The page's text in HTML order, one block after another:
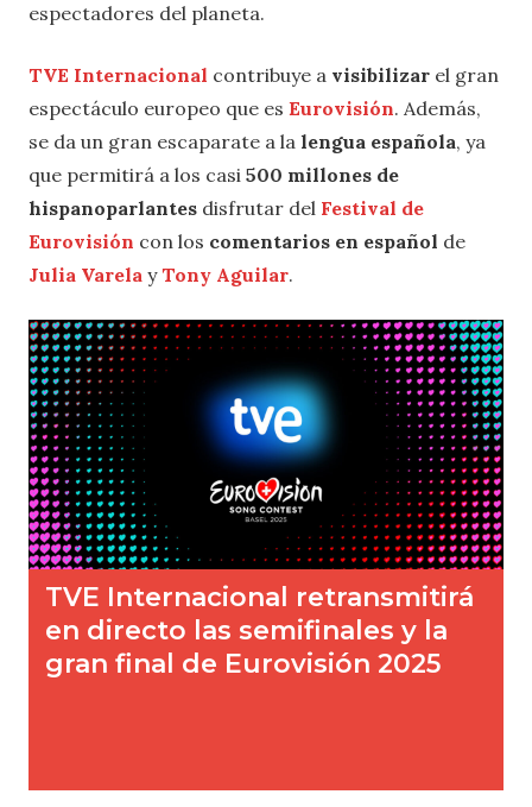
espectadores del planeta.
TVE Internacional contribuye a visibilizar el gran
espectáculo europeo que es Eurovisión. Además,
se da un gran escaparate a la lengua española, ya
que permitirá a los casi 500 millones de
hispanoparlantes disfrutar del Festival de
Eurovisión con los comentarios en español de
Julia Varela y Tony Aguilar.